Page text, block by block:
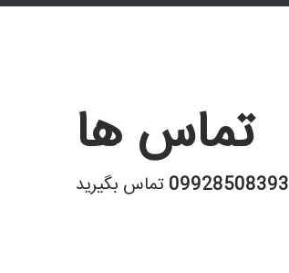
تماس ها
09928508393تماس بگیرید